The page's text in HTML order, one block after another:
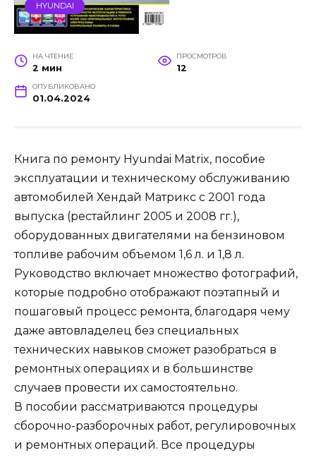
HYUNDAI
НА ЧТЕНИЕ
2 мин
ПРОСМОТРОВ
12
ОПУБЛИКОВАНО
01.04.2024
Книга по ремонту Hyundai Matrix, пособие
эксплуатации и техническому обслуживанию
автомобилей Хендай Матрикс с 2001 года
выпуска (рестайлинг 2005 и 2008 гг.),
оборудованных двигателями на бензиновом
топливе рабочим объемом 1,6 л. и 1,8 л.
Руководство включает множество фотографий,
которые подробно отображают поэтапный и
пошаговый процесс ремонта, благодаря чему
даже автовладелец без специальных
технических навыков сможет разобраться в
ремонтных операциях и в большинстве
случаев провести их самостоятельно.
В пособии рассматриваются процедуры
сборочно-разборочных работ, регулировочных
и ремонтных операций. Все процедуры